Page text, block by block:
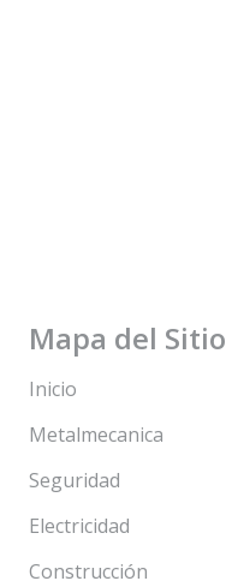
Mapa del Sitio
Inicio
Metalmecanica
Seguridad
Electricidad
Construcción